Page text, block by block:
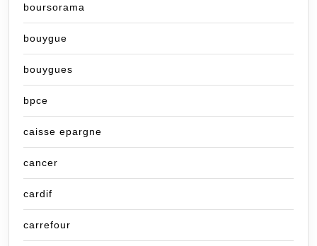
boursorama
bouygue
bouygues
bpce
caisse epargne
cancer
cardif
carrefour